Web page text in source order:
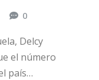
0
Delcy
el número
país…